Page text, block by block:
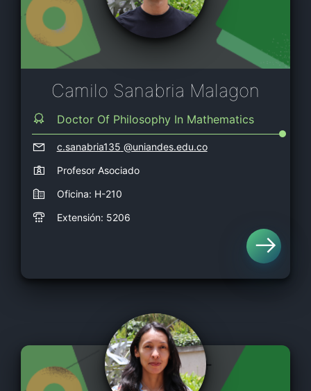
Camilo Sanabria Malagon
Doctor Of Philosophy In Mathematics
c.sanabria135 @uniandes.edu.co
Profesor Asociado
Oficina: H-210
Extensión: 5206